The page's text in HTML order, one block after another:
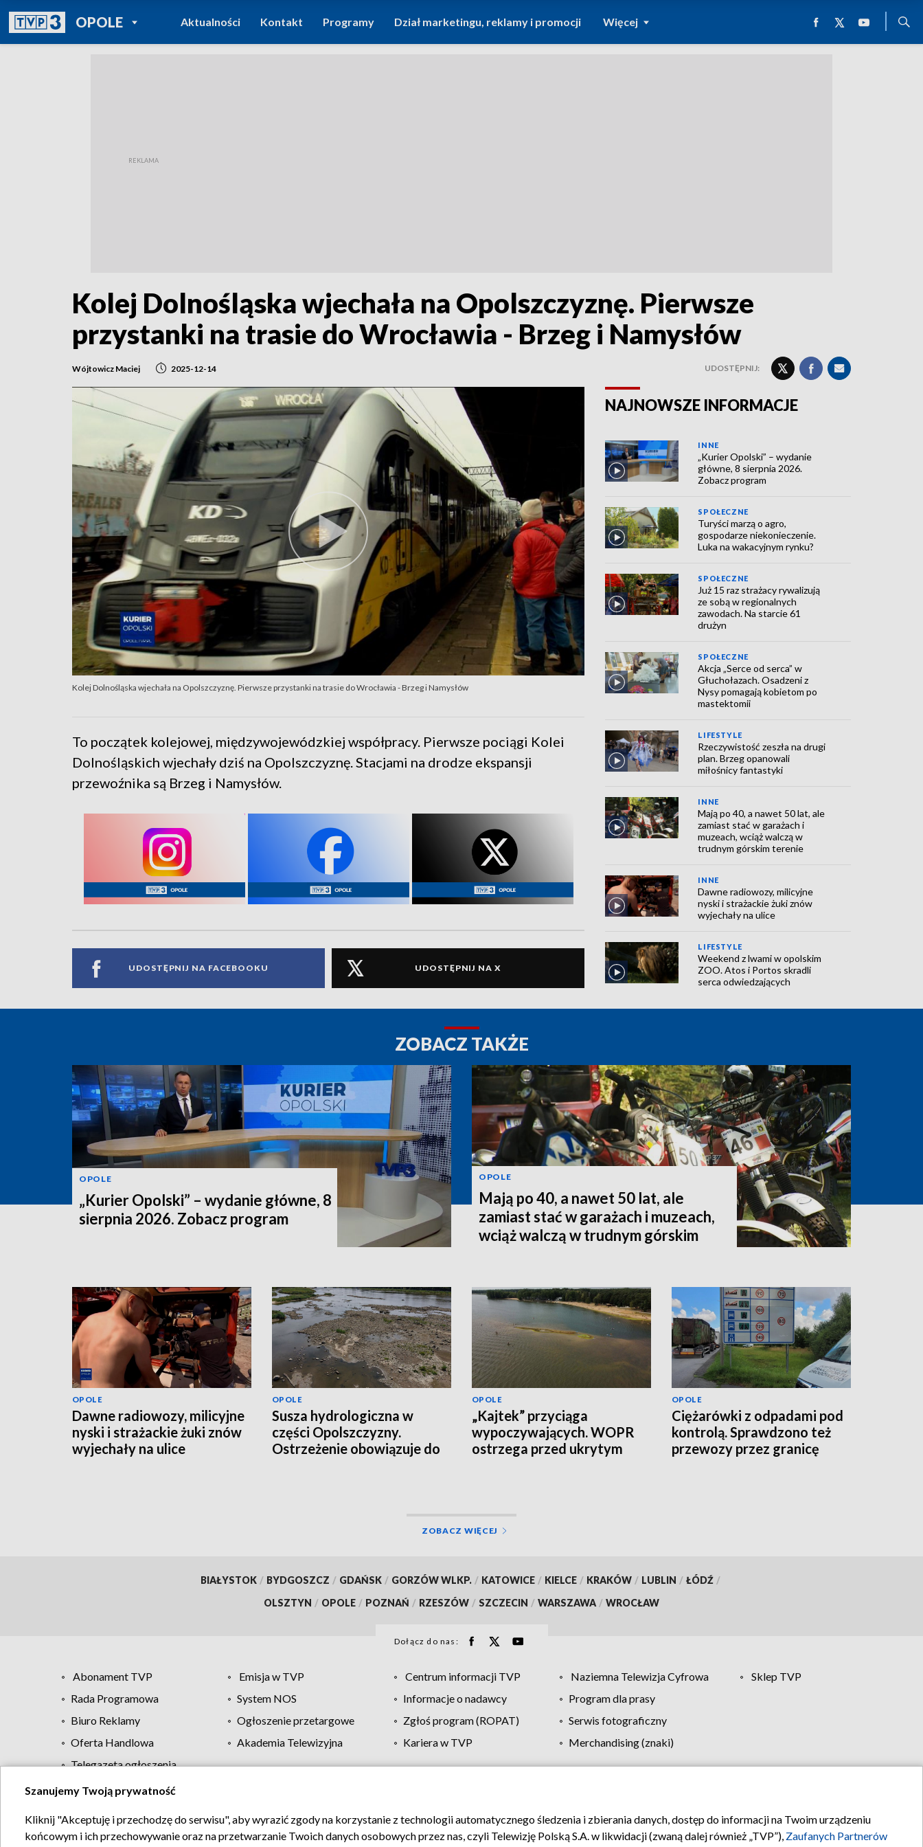
OPOLEPOWRÓT DO
TVP REGIONY
Aktualności Kontakt Programy Dział marketingu, reklamy i promocji Więcej
Kolej Dolnośląska wjechała na Opolszczyznę. Pierwsze
przystanki na trasie do Wrocławia - Brzeg i Namysłów
Wójtowicz Maciej 2025-12-14 UDOSTĘPNIJ:
Kolej Dolnośląska wjechała na Opolszczyznę. Pierwsze przystanki na trasie do Wrocławia - Brzeg i Namysłów
To początek kolejowej, międzywojewódzkiej współpracy. Pierwsze pociągi Kolei
Dolnośląskich wjechały dziś na Opolszczyznę. Stacjami na drodze ekspansji
przewoźnika są Brzeg i Namysłów.
UDOSTĘPNIJ NA FACEBOOKU UDOSTĘPNIJ NA X
NAJNOWSZE INFORMACJE
INNE
„Kurier Opolski” – wydanie
główne, 8 sierpnia 2026.
Zobacz program
SPOŁECZNE
Turyści marzą o agro,
gospodarze niekonieczenie.
Luka na wakacyjnym rynku?
SPOŁECZNE
Już 15 raz strażacy rywalizują
ze sobą w regionalnych
zawodach. Na starcie 61
drużyn
SPOŁECZNE
Akcja „Serce od serca” w
Głuchołazach. Osadzeni z
Nysy pomagają kobietom po
mastektomii
LIFESTYLE
Rzeczywistość zeszła na drugi
plan. Brzeg opanowali
miłośnicy fantastyki
INNE
Mają po 40, a nawet 50 lat, ale
zamiast stać w garażach i
muzeach, wciąż walczą w
trudnym górskim terenie
INNE
Dawne radiowozy, milicyjne
nyski i strażackie żuki znów
wyjechały na ulice
LIFESTYLE
Weekend z lwami w opolskim
ZOO. Atos i Portos skradli
serca odwiedzających
ZOBACZ TAKŻE
OPOLE
„Kurier Opolski” – wydanie główne, 8
sierpnia 2026. Zobacz program
OPOLE
Mają po 40, a nawet 50 lat, ale
zamiast stać w garażach i muzeach,
wciąż walczą w trudnym górskim
OPOLE
Dawne radiowozy, milicyjne
nyski i strażackie żuki znów
wyjechały na ulice
OPOLE
Susza hydrologiczna w
części Opolszczyzny.
Ostrzeżenie obowiązuje do
OPOLE
„Kajtek” przyciąga
wypoczywających. WOPR
ostrzega przed ukrytym
OPOLE
Ciężarówki z odpadami pod
kontrolą. Sprawdzono też
przewozy przez granicę
ZOBACZ WIĘCEJ
BIAŁYSTOK / BYDGOSZCZ / GDAŃSK / GORZÓW WLKP. / KATOWICE / KIELCE / KRAKÓW / LUBLIN / ŁÓDŹ /
OLSZTYN / OPOLE / POZNAŃ / RZESZÓW / SZCZECIN / WARSZAWA / WROCŁAW
Dołącz do nas:
Abonament TVP Emisja w TVP Centrum informacji TVP Naziemna Telewizja Cyfrowa
Sklep TVP
Rada Programowa
System NOS Informacje o nadawcy
Program dla prasy
Biuro Reklamy
Ogłoszenie przetargowe Zgłoś program (ROPAT)
Serwis fotograficzny
Oferta Handlowa
Akademia Telewizyjna Kariera w TVP
Merchandising (znaki)
Telegazeta ogłoszenia
Regulamin TVP Polityka prywatności Moje zgody Pomoc Biuro reklamy Kontakt
Szanujemy Twoją prywatność
Kliknij "Akceptuję i przechodzę do serwisu", aby wyrazić zgody na korzystanie z technologii automatycznego śledzenia i zbierania danych, dostęp do informacji na Twoim urządzeniu
końcowym i ich przechowywanie oraz na przetwarzanie Twoich danych osobowych przez nas, czyli Telewizję Polską S.A. w likwidacji (zwaną dalej również „TVP”), Zaufanych Partnerów